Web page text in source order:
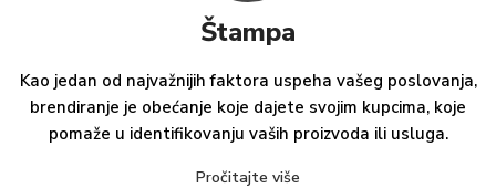
Štampa
Kao jedan od najvažnijih faktora uspeha vašeg poslovanja,
brendiranje je obećanje koje dajete svojim kupcima, koje
pomaže u identifikovanju vaših proizvoda ili usluga.
Pročitajte više